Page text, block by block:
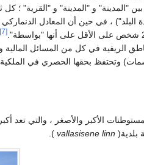
"المدينة" و "المدينة" و "القرية" ؛
البلد") ، في حين أن المعادل
[7]
الريفية في كل من المسائل المالية
بحقها الحصري في الملكية
الأكبر والأصغر ، والتي تعد أكبر
بلدية( ).